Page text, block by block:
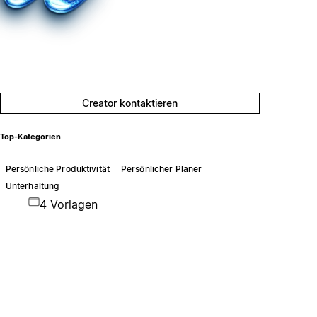
Creator kontaktieren
Top-Kategorien
Persönliche Produktivität
Persönlicher Planer
Unterhaltung
4 Vorlagen